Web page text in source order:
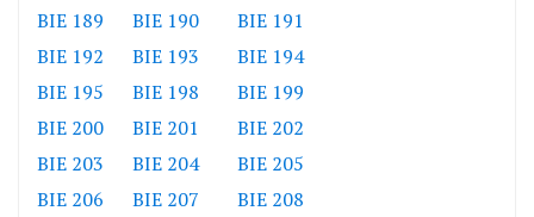
BIE 189
BIE 190
BIE 191
BIE 192
BIE 193
BIE 194
BIE 195
BIE 198
BIE 199
BIE 200
BIE 201
BIE 202
BIE 203
BIE 204
BIE 205
BIE 206
BIE 207
BIE 208